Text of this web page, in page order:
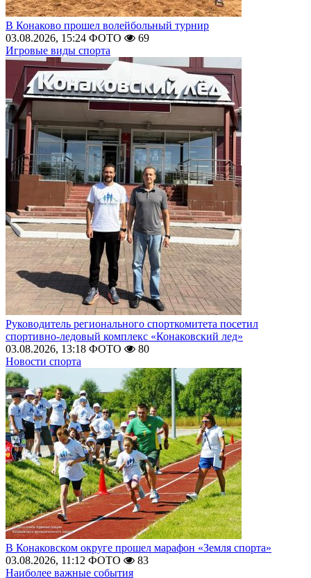
В Конаково прошел волейбольный турнир
03.08.2026, 15:24 ФОТО
69
Игровые виды спорта
Руководитель регионального спорткомитета посетил
спортивно-ледовый комплекс «Конаковский лед»
03.08.2026, 13:18 ФОТО
80
Новости спорта
В Конаковском округе прошел марафон «Земля спорта»
03.08.2026, 11:12 ФОТО
83
Наиболее важные события